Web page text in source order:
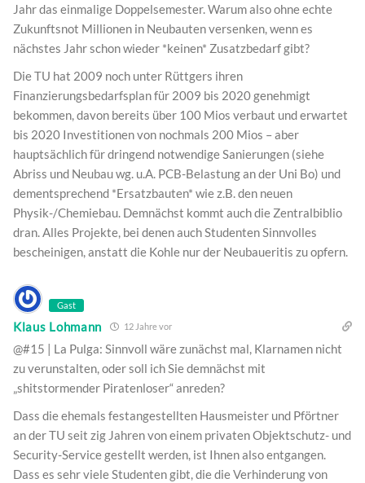
Jahr das einmalige Doppelsemester. Warum also ohne echte
Zukunftsnot Millionen in Neubauten versenken, wenn es
nächstes Jahr schon wieder *keinen* Zusatzbedarf gibt?
Die TU hat 2009 noch unter Rüttgers ihren
Finanzierungsbedarfsplan für 2009 bis 2020 genehmigt
bekommen, davon bereits über 100 Mios verbaut und erwartet
bis 2020 Investitionen von nochmals 200 Mios – aber
hauptsächlich für dringend notwendige Sanierungen (siehe
Abriss und Neubau wg. u.A. PCB-Belastung an der Uni Bo) und
dementsprechend *Ersatzbauten* wie z.B. den neuen
Physik-/Chemiebau. Demnächst kommt auch die Zentralbiblio
dran. Alles Projekte, bei denen auch Studenten Sinnvolles
bescheinigen, anstatt die Kohle nur der Neubaueritis zu opfern.
Gast
Klaus Lohmann 12 Jahre vor
@#15 | La Pulga: Sinnvoll wäre zunächst mal, Klarnamen nicht
zu verunstalten, oder soll ich Sie demnächst mit
„shitstormender Piratenloser“ anreden?
Dass die ehemals festangestellten Hausmeister und Pförtner
an der TU seit zig Jahren von einem privaten Objektschutz- und
Security-Service gestellt werden, ist Ihnen also entgangen.
Dass es sehr viele Studenten gibt, die die Verhinderung von